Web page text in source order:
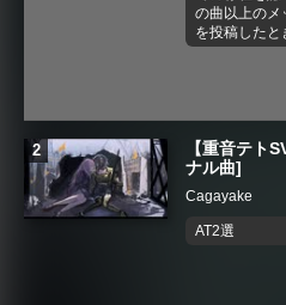
の曲以上のメ
を投稿したと
【重音テト
ナル曲]
Cagayake
AT2選